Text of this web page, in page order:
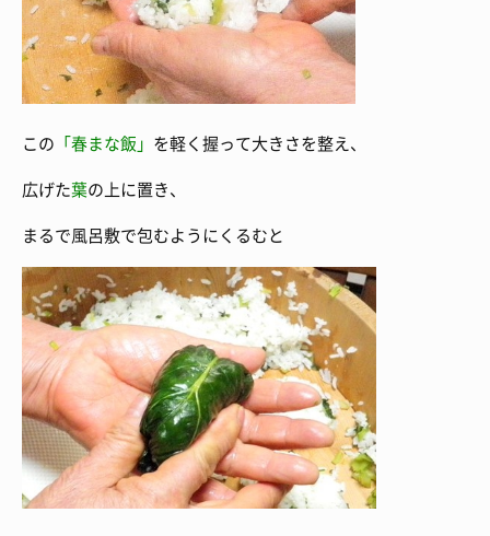
この 「春まな飯」 を軽く握って大きさを整え、
広げた葉の上に置き、
まるで風呂敷で包むようにくるむと